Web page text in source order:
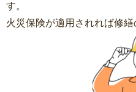
す。
火災保険が適用されれば修繕